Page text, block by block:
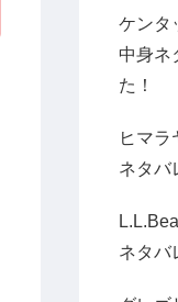
ケンタ
中身ネ
た！
ヒマラ
ネタバ
ネタバ